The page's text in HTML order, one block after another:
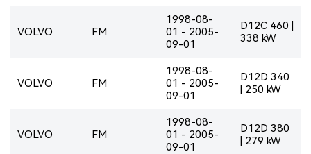
VOLVO FM
1998-08-
01 - 2005-
09-01
D12C 460 |
338 kW
VOLVO FM
1998-08-
01 - 2005-
09-01
D12D 340
| 250 kW
VOLVO FM
1998-08-
01 - 2005-
09-01
D12D 380
| 279 kW